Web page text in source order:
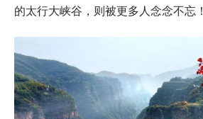
的太行大峡谷，则被更多人念念不忘！